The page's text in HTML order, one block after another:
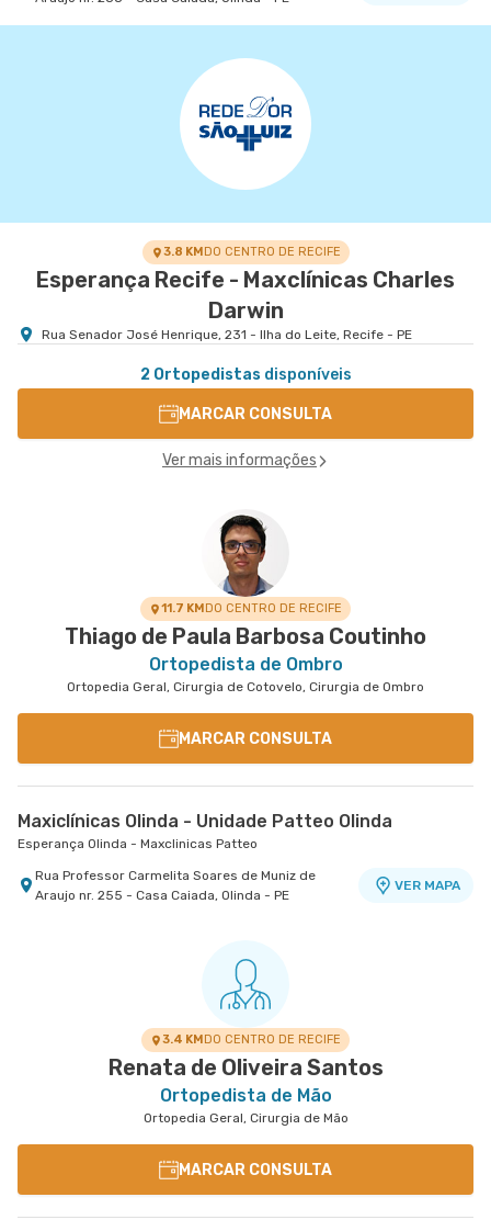
Maxiclínicas Olinda - Unidade Casa Caiada
Avenida Doutor Jose Augusto Moreira nr. 751 -
Casa Caiada, Olinda - PE
3.8 KMDO CENTRO DE RECIFE
Esperança Recife - Maxclínicas Charles
Darwin
Rua Senador José Henrique, 231 - Ilha do Leite, Recife - PE
2 Ortopedistas disponíveis
MARCAR CONSULTA
Ver mais informações
11.7 KMDO CENTRO DE RECIFE
Thiago de Paula Barbosa Coutinho
Ortopedista de Ombro
Ortopedia Geral, Cirurgia de Cotovelo, Cirurgia de Ombro
MARCAR CONSULTA
Maxiclínicas Olinda - Unidade Patteo Olinda
Esperança Olinda - Maxclinicas Patteo
Rua Professor Carmelita Soares de Muniz de
Araujo nr. 255 - Casa Caiada, Olinda - PE
VER MAPA
3.4 KMDO CENTRO DE RECIFE
Renata de Oliveira Santos
Ortopedista de Mão
Ortopedia Geral, Cirurgia de Mão
MARCAR CONSULTA